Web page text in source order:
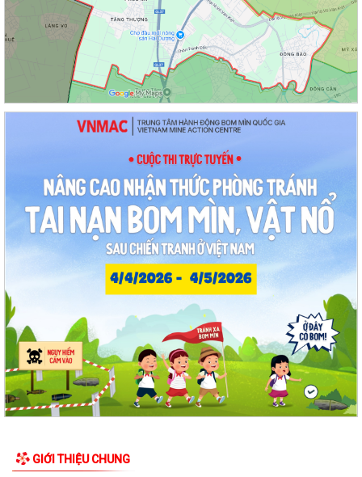
GIỚI THIỆU CHUNG
Lan toả đạo lý "Uống nước nhớ nguồn" tại Trung tâm Phục vụ hành
chính công phường Thạch Khôi: Hướng...
Nâng cao kỹ năng sử dụng Internet, mạng xã hội an toàn cho trẻ em,
học sinh trên địa bàn thành phố
Hội nghị Ban Thường vụ Đảng ủy phường lần thứ 35
Sôi nổi ngày hội hiến máu "Thạch Khôi - ngàn trái tim hồng" năm 2026
Kế hoạch Giám sát và xử lý dịch, ổ dịch trên địa bàn phường Thạch
Khôi
Quyết định Về việc ban hành Quy chế hoạt động của Ban Quản lý di